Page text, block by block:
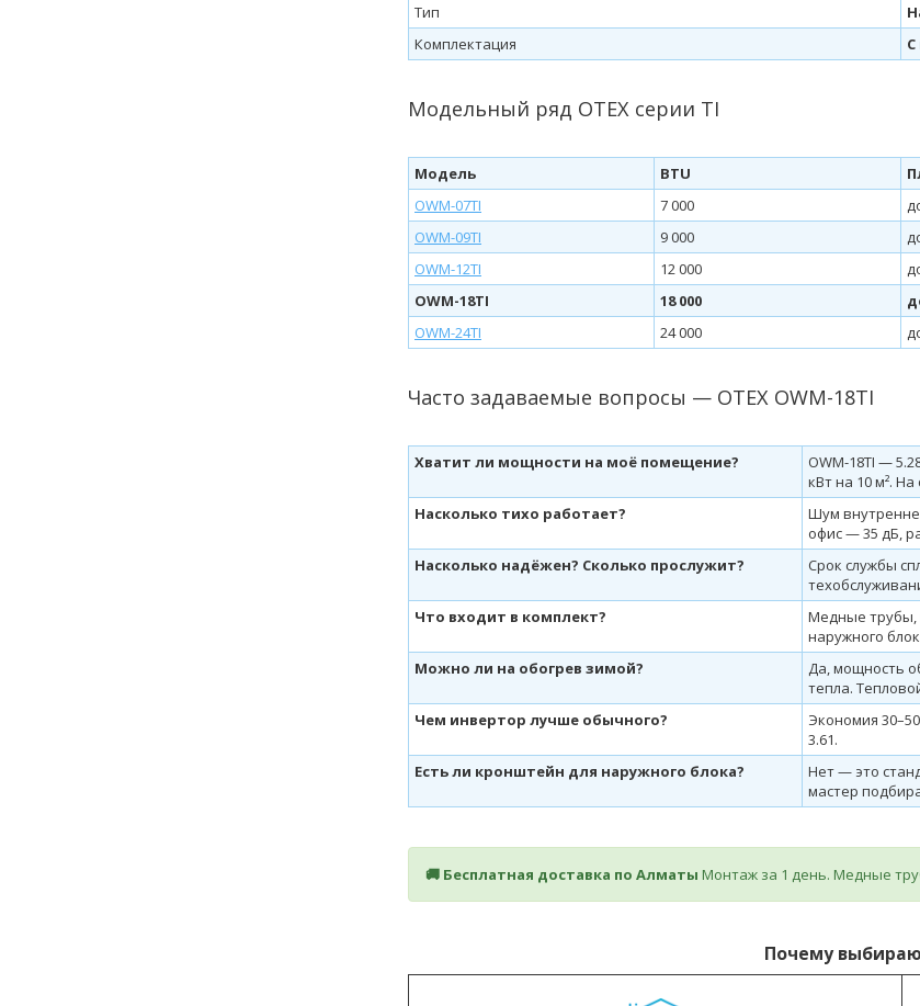
Тип
Комплектация
Модельный ряд OTEX серии TI
Модель BTU
OWM-07TI
7 000
OWM-09TI
9 000
OWM-12TI
12 000
OWM-18TI
18 000
OWM-24TI
24 000
Часто задаваемые вопросы — OTEX OWM-18TI
Хватит ли мощности на моё помещение?
OWM-18TI —
кВт на 10 м².
Насколько тихо работает?
Шум
офис — 35 дБ,
Насколько надёжен? Сколько прослужит?
Срок службы
Что входит в комплект?
Медные трубы,
наружного
Можно ли на обогрев зимой?
Да, мощность
тепла.
Чем инвертор лучше обычного?
Экономия
3.61.
Есть ли кронштейн для наружного блока?
Нет — это
мастер
🚚 Бесплатная доставка по Алматы Монтаж за 1 день. Медные
Почему